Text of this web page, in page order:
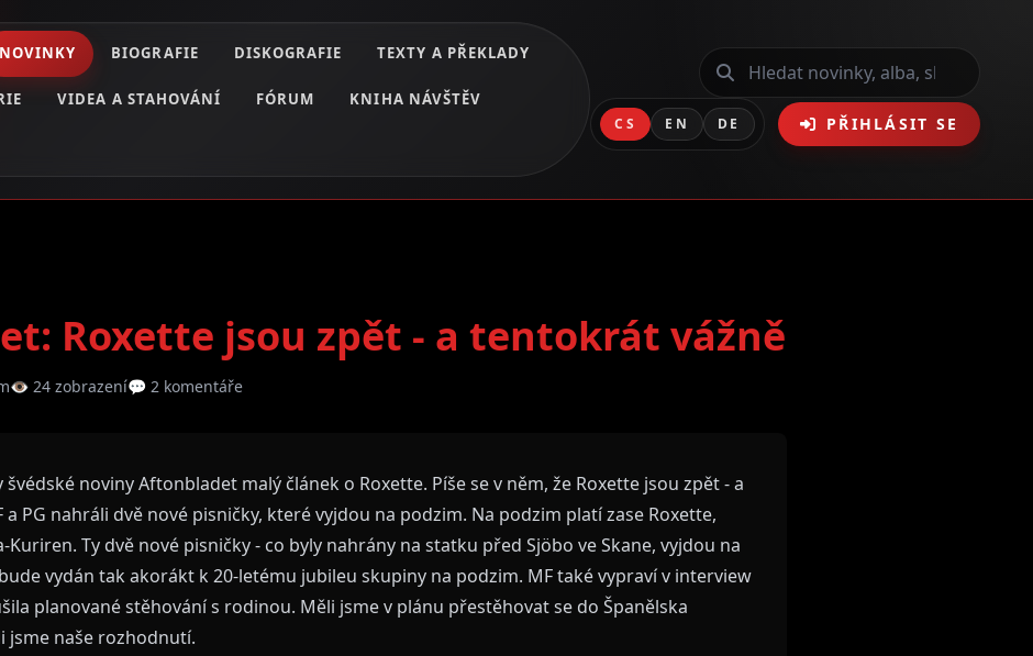
NOVINKY BIOGRAFIE DISKOGRAFIE TEXTY A PŘEKLADY
VIDEA A STAHOVÁNÍ FÓRUM KNIHA NÁVŠTĚV
CS EN DE PŘIHLÁSIT SE
Roxette jsou zpět - a tentokrát vážně
👁 24 zobrazení💬 2 komentáře
noviny Aftonbladet malý článek o Roxette. Píše se v něm, že Roxette jsou zpět - a
PG nahráli dvě nové pisničky, které vyjdou na podzim. Na podzim platí zase Roxette,
Kuriren. Ty dvě nové pisničky - co byly nahrány na statku před Sjöbo ve Skane, vyjdou na
vydán tak akorákt k 20-letému jubileu skupiny na podzim. MF také vypraví v interview
planované stěhování s rodinou. Měli jsme v plánu přestěhovat se do Španělska
jsme naše rozhodnutí.